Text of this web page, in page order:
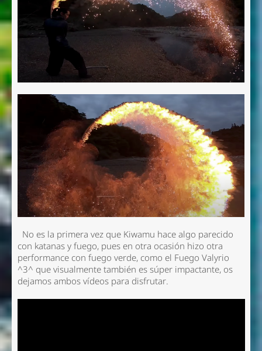
No es la primera vez que Kiwamu hace algo parecido
con katanas y fuego, pues en otra ocasión hizo otra
performance con fuego verde, como el Fuego Valyrio
^3^ que visualmente también es súper impactante, os
dejamos ambos vídeos para disfrutar.